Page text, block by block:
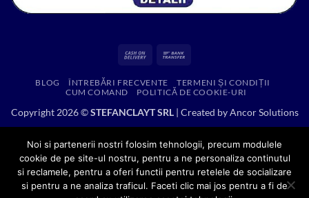
Cash
Delivery
BLOG ÎNTREBĂRI FRECVENTE
TERMENI ȘI CONDIȚII
CUM COMAND
POLITICĂ DE COOKIE-URI
Copyright 2026 ©STEFANCLAYT SRL| Created byAncor Solutions
Noi si partenerii nostri folosim tehnologii, precum modulele
cookie de pe site-ul nostru, pentru a ne personaliza continutul
si reclamele, pentru a oferi functii pentru retelele de socializare
si pentru a ne analiza traficul. Faceti clic mai jos pentru a fi de